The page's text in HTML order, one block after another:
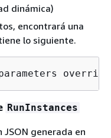
dinámica)
encontrará una
lo siguiente.
parameters
RunInstances
generada en